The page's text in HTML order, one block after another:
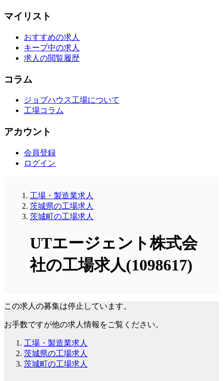
マイリスト
おすすめの求人
キープ中の求人
求人の閲覧履歴
コラム
ジョブハウス工場について
工場コラム
アカウント
会員登録
ログイン
工場・製造業求人
茨城県の工場求人
茨城町の工場求人
UTエージェント株式会
社の工場求人(1098617)
この求人の募集は停止しています。
お手数ですが他の求人情報をご覧ください。
工場・製造業求人
茨城県の工場求人
茨城町の工場求人